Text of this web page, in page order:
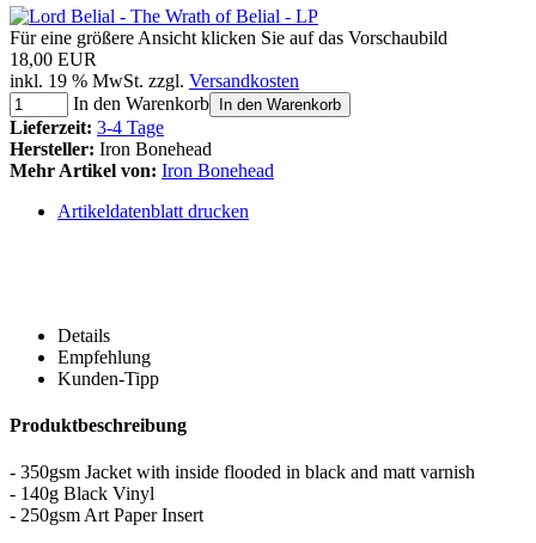
Für eine größere Ansicht klicken Sie auf das Vorschaubild
18,00 EUR
inkl. 19 % MwSt. zzgl. Versandkosten
In den Warenkorb
In den Warenkorb
Lieferzeit: 3-4 Tage
Hersteller: Iron Bonehead
Mehr Artikel von: Iron Bonehead
Artikeldatenblatt drucken
Details
Empfehlung
Kunden-Tipp
Produktbeschreibung
- 350gsm Jacket with inside flooded in black and matt varnish
- 140g Black Vinyl
- 250gsm Art Paper Insert